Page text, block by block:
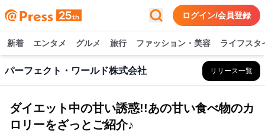
ログイン/会員登録
新着 エンタメ グルメ 旅行 ファッション・美容 ライフスタ
パーフェクト・ワールド株式会社 リリース一覧
ダイエット中の甘い誘惑!!あの甘い食べ物のカ
ロリーをざっとご紹介♪